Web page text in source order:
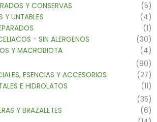
Y CONSERVAS
(5)
Y UNTABLES
(4)
(1)
- SIN ALERGENOS
(30)
Y MACROBIOTA
(4)
(90)
ESENCIAS Y ACCESORIOS
(27)
E HIDROLATOS
(11)
(35)
Y BRAZALETES
(6)